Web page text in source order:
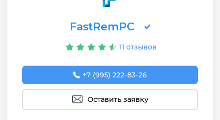
FastRemPC
11 отзывов
+7 (995) 222-83-26
Оставить заявку